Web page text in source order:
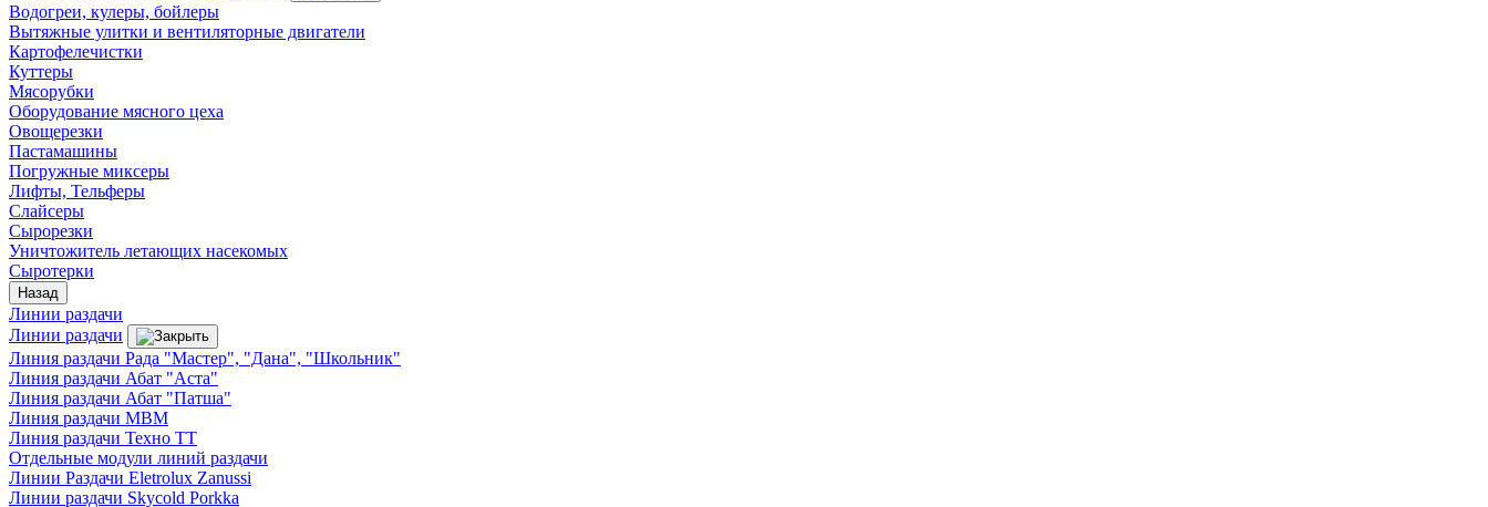
Водогреи, кулеры, бойлеры
Вытяжные улитки и вентиляторные двигатели
Картофелечистки
Куттеры
Мясорубки
Оборудование мясного цеха
Овощерезки
Пастамашины
Погружные миксеры
Лифты, Тельферы
Слайсеры
Сырорезки
Уничтожитель летающих насекомых
Сыротерки
Назад
Линии раздачи
Линии раздачи
Линия раздачи Рада "Мастер", "Дана", "Школьник"
Линия раздачи Абат "Аста"
Линия раздачи Абат "Патша"
Линия раздачи МВМ
Линия раздачи Техно ТТ
Отдельные модули линий раздачи
Линии Раздачи Eletrolux Zanussi
Линии раздачи Skycold Porkka